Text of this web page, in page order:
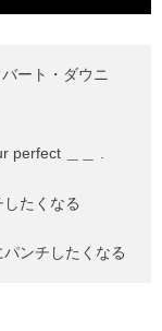
ート・ダウニ
perfect ＿＿ .
たくなる
ンチしたくなる